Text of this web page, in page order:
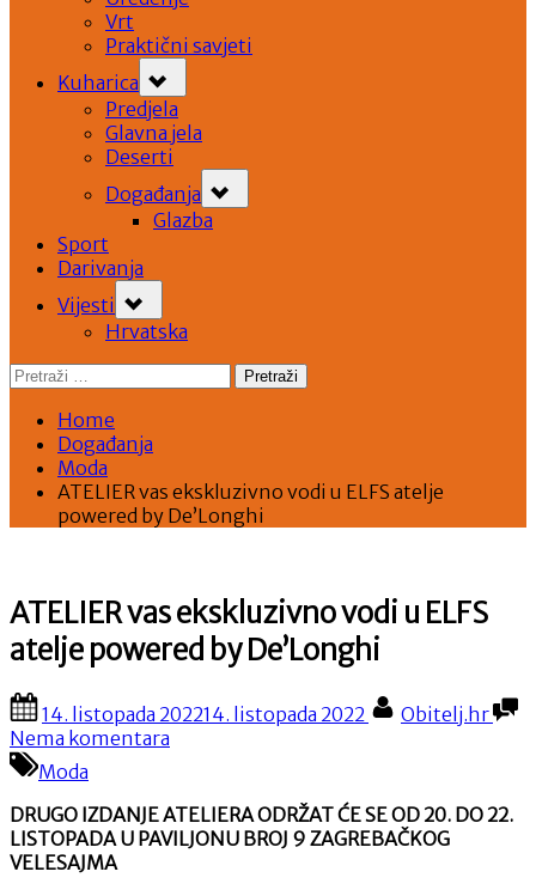
Vrt
Praktični savjeti
Kuharica
sub-
menu
Predjela
Glavna jela
Deserti
Događanja
sub-
menu
Glazba
Sport
Darivanja
Vijesti
sub-
menu
Hrvatska
Pretraži:
Home
Događanja
Moda
ATELIER vas ekskluzivno vodi u ELFS atelje
powered by De’Longhi
ATELIER vas ekskluzivno vodi u ELFS
atelje powered by De’Longhi
Posted
on
14. listopada 202214. listopada 2022 By
Obitelj.hr
Nema komentara
ekskluzivno
vodi
Moda
DRUGO IZDANJE ATELIERA ODRŽAT ĆE SE OD 20. DO 22.
LISTOPADA U PAVILJONU BROJ 9 ZAGREBAČKOG
VELESAJMA